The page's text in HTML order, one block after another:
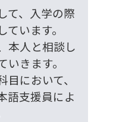
て、入学の際
います。
本人と相談し
きます。
において、
語支援員によ